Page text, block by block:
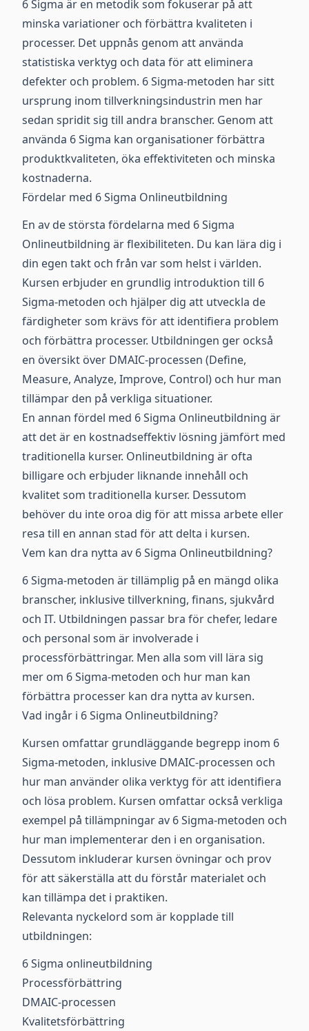
6 Sigma är en metodik som fokuserar på att
minska variationer och förbättra kvaliteten i
processer. Det uppnås genom att använda
statistiska verktyg och data för att eliminera
defekter och problem. 6 Sigma-metoden har sitt
ursprung inom tillverkningsindustrin men har
sedan spridit sig till andra branscher. Genom att
använda 6 Sigma kan organisationer förbättra
produktkvaliteten, öka effektiviteten och minska
kostnaderna.
Fördelar med 6 Sigma Onlineutbildning
En av de största fördelarna med 6 Sigma
Onlineutbildning är flexibiliteten. Du kan lära dig i
din egen takt och från var som helst i världen.
Kursen erbjuder en grundlig introduktion till 6
Sigma-metoden och hjälper dig att utveckla de
färdigheter som krävs för att identifiera problem
och förbättra processer. Utbildningen ger också
en översikt över DMAIC-processen (Define,
Measure, Analyze, Improve, Control) och hur man
tillämpar den på verkliga situationer.
En annan fördel med 6 Sigma Onlineutbildning är
att det är en kostnadseffektiv lösning jämfört med
traditionella kurser. Onlineutbildning är ofta
billigare och erbjuder liknande innehåll och
kvalitet som traditionella kurser. Dessutom
behöver du inte oroa dig för att missa arbete eller
resa till en annan stad för att delta i kursen.
Vem kan dra nytta av 6 Sigma Onlineutbildning?
6 Sigma-metoden är tillämplig på en mängd olika
branscher, inklusive tillverkning, finans, sjukvård
och IT. Utbildningen passar bra för chefer, ledare
och personal som är involverade i
processförbättringar. Men alla som vill lära sig
mer om 6 Sigma-metoden och hur man kan
förbättra processer kan dra nytta av kursen.
Vad ingår i 6 Sigma Onlineutbildning?
Kursen omfattar grundläggande begrepp inom 6
Sigma-metoden, inklusive DMAIC-processen och
hur man använder olika verktyg för att identifiera
och lösa problem. Kursen omfattar också verkliga
exempel på tillämpningar av 6 Sigma-metoden och
hur man implementerar den i en organisation.
Dessutom inkluderar kursen övningar och prov
för att säkerställa att du förstår materialet och
kan tillämpa det i praktiken.
Relevanta nyckelord som är kopplade till
utbildningen:
6 Sigma onlineutbildning
Processförbättring
DMAIC-processen
Kvalitetsförbättring